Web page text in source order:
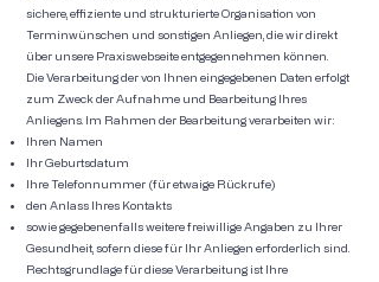
sichere, effiziente und strukturierte Organisation von
Terminwünschen und sonstigen Anliegen, die wir direkt
über unsere Praxiswebseite entgegennehmen können.
Die Verarbeitung der von Ihnen eingegebenen Daten erfolgt
zum Zweck der Aufnahme und Bearbeitung Ihres
Anliegens. Im Rahmen der Bearbeitung verarbeiten wir:
Ihren Namen
Ihr Geburtsdatum
Ihre Telefonnummer (für etwaige Rückrufe)
den Anlass Ihres Kontakts
sowie gegebenenfalls weitere freiwillige Angaben zu Ihrer
Gesundheit, sofern diese für Ihr Anliegen erforderlich sind.
Rechtsgrundlage für diese Verarbeitung ist Ihre